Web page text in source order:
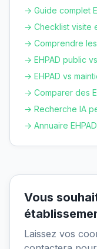
→ Guide complet
→ Checklist visite
→ Comprendre les
→ EHPAD public
→ EHPAD vs
→ Comparer des
→ Recherche IA
→ Annuaire
Vous
Laissez vos